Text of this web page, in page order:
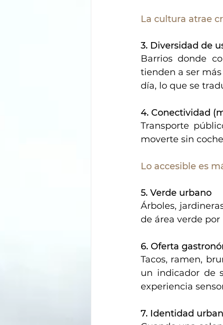
La cultura atrae
3. Diversidad de
Barrios donde
tienden a ser
día, lo que se
4. Conectividad
Transporte
moverte sin
Lo accesible es
5. Verde urbano
Árboles,
de área verde
6. Oferta
Tacos, ramen,
un indicador de
experiencia
7. Identidad